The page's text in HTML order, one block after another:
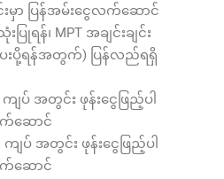
းမှာ ပြန်အမ်းငွေလက်ဆောင်
ပြုရန်၊ MPT အချင်းချင်း
ေးပို့ရန်အတွက်) ပြန်လည်ရရှိ
ျပ် အတွင်း ဖုန်းငွေဖြည့်ပါ
က်ဆောင်
ျပ် အတွင်း ဖုန်းငွေဖြည့်ပါ
က်ဆောင်